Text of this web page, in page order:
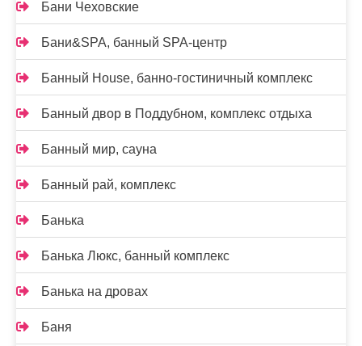
Бани Чеховские
Бани&SPA, банный SPA-центр
Банный House, банно-гостиничный комплекс
Банный двор в Поддубном, комплекс отдыха
Банный мир, сауна
Банный рай, комплекс
Банька
Банька Люкс, банный комплекс
Банька на дровах
Баня